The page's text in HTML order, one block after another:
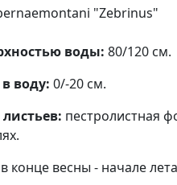
"Zebrinus"
воды: 80/120 см.
воду: 0/-20 см.
пестролистная
конце весны - начале